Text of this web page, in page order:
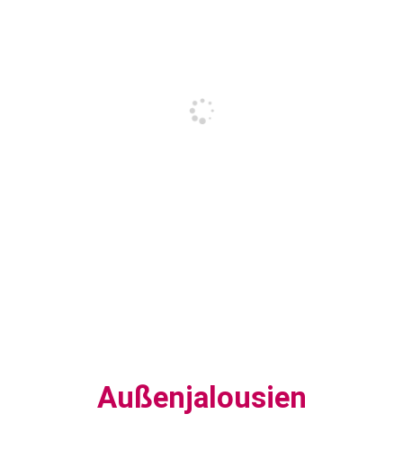
Außenjalousien